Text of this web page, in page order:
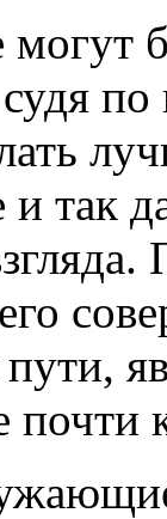
могут
и так
почти